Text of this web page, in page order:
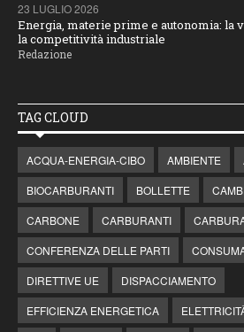
23 LUGLIO 2026
Energia, materie prime e autonomia: la
la competitività industriale
Redazione
TAG CLOUD
ACQUA-ENERGIA-CIBO AMBIENTE
BIOCARBURANTI
BOLLETTE
CARBONE
CARBURANTI
CONFERENZA DELLE PARTI
DIRETTIVE UE
DISPACCIAMENTO
EFFICIENZA ENERGETICA